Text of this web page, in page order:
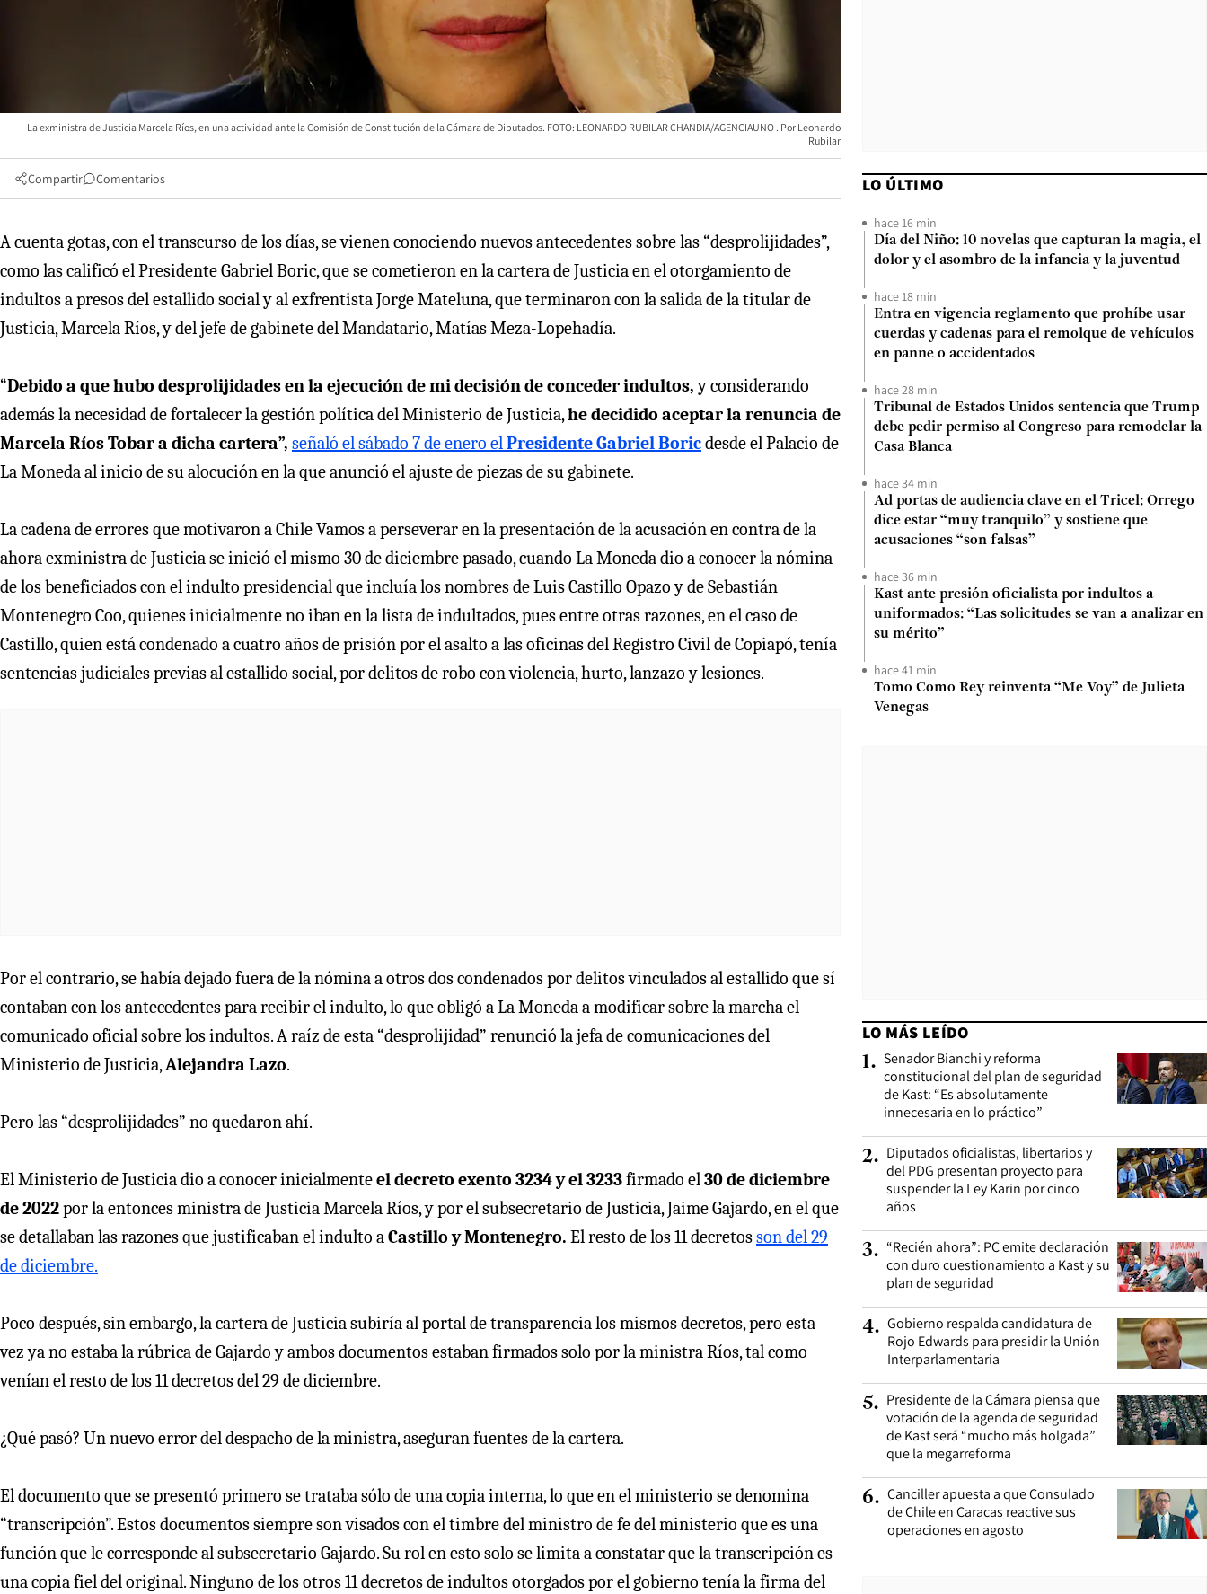
La exministra de Justicia Marcela Ríos, en una actividad ante la Comisión de Constitución de la Cámara de Diputados. FOTO: LEONARDO RUBILAR CHANDIA/AGENCIAUNO
Leonardo
Rubilar
Compartir Comentarios
A cuenta gotas, con el transcurso de los días, se vienen conociendo nuevos antecedentes sobre las “desprolijidades”,
como las calificó el Presidente Gabriel Boric, que se cometieron en la cartera de Justicia en el otorgamiento de
indultos a presos del estallido social y al exfrentista Jorge Mateluna, que terminaron con la salida de la titular de
Justicia, Marcela Ríos, y del jefe de gabinete del Mandatario, Matías Meza-Lopehadía.
“Debido a que hubo desprolijidades en la ejecución de mi decisión de conceder indultos,y considerando
además la necesidad de fortalecer la gestión política del Ministerio de Justicia,he decidido aceptar la renuncia de
Marcela Ríos Tobar a dicha cartera”, señaló el sábado 7 de enero elPresidente Gabriel Boricdesde el Palacio de
La Moneda al inicio de su alocución en la que anunció el ajuste de piezas de su gabinete.
La cadena de errores que motivaron a Chile Vamos a perseverar en la presentación de la acusación en contra de la
ahora exministra de Justicia se inició el mismo 30 de diciembre pasado, cuando La Moneda dio a conocer la nómina
de los beneficiados con el indulto presidencial que incluía los nombres de Luis Castillo Opazo y de Sebastián
Montenegro Coo, quienes inicialmente no iban en la lista de indultados, pues entre otras razones, en el caso de
Castillo, quien está condenado a cuatro años de prisión por el asalto a las oficinas del Registro Civil de Copiapó, tenía
sentencias judiciales previas al estallido social, por delitos de robo con violencia, hurto, lanzazo y lesiones.
Por el contrario, se había dejado fuera de la nómina a otros dos condenados por delitos vinculados al estallido que sí
contaban con los antecedentes para recibir el indulto, lo que obligó a La Moneda a modificar sobre la marcha el
comunicado oficial sobre los indultos. A raíz de esta “desprolijidad” renunció la jefa de comunicaciones del
Ministerio de Justicia,Alejandra Lazo.
Pero las “desprolijidades” no quedaron ahí.
El Ministerio de Justicia dio a conocer inicialmenteel decreto exento 3234 y el 3233firmado el30 de diciembre
de 2022por la entonces ministra de Justicia Marcela Ríos, y por el subsecretario de Justicia, Jaime Gajardo, en el que
se detallaban las razones que justificaban el indulto aCastillo y Montenegro. El resto de los 11 decretosson del 29
de diciembre.
Poco después, sin embargo, la cartera de Justicia subiría al portal de transparencia los mismos decretos, pero esta
vez ya no estaba la rúbrica de Gajardo y ambos documentos estaban firmados solo por la ministra Ríos, tal como
venían el resto de los 11 decretos del 29 de diciembre.
¿Qué pasó? Un nuevo error del despacho de la ministra, aseguran fuentes de la cartera.
El documento que se presentó primero se trataba sólo de una copia interna, lo que en el ministerio se denomina
“transcripción”. Estos documentos siempre son visados con el timbre del ministro de fe del ministerio que es una
función que le corresponde al subsecretario Gajardo. Su rol en esto solo se limita a constatar que la transcripción es
una copia fiel del original. Ninguno de los otros 11 decretos de indultos otorgados por el gobierno tenía la firma del
LO ÚLTIMO
hace 16 min
Día del Niño: 10 novelas que capturan la magia, el
dolor y el asombro de la infancia y la juventud
hace 18 min
Entra en vigencia reglamento que prohíbe usar
cuerdas y cadenas para el remolque de vehículos
en panne o accidentados
hace 28 min
Tribunal de Estados Unidos sentencia que Trump
debe pedir permiso al Congreso para remodelar la
Casa Blanca
hace 34 min
Ad portas de audiencia clave en el Tricel: Orrego
dice estar “muy tranquilo” y sostiene que
acusaciones “son falsas”
hace 36 min
Kast ante presión oficialista por indultos a
uniformados: “Las solicitudes se van a analizar en
su mérito”
hace 41 min
Tomo Como Rey reinventa “Me Voy” de Julieta
Venegas
LO MÁS LEÍDO
1. Senador Bianchi y reforma
constitucional del plan de seguridad
de Kast: “Es absolutamente
innecesaria en lo práctico”
2. Diputados oficialistas, libertarios y
del PDG presentan proyecto para
suspender la Ley Karin por cinco
años
3. “Recién ahora”: PC emite declaración
con duro cuestionamiento a Kast y su
plan de seguridad
4. Gobierno respalda candidatura de
Rojo Edwards para presidir la Unión
Interparlamentaria
5. Presidente de la Cámara piensa que
votación de la agenda de seguridad
de Kast será “mucho más holgada”
que la megarreforma
6. Canciller apuesta a que Consulado
de Chile en Caracas reactive sus
operaciones en agosto